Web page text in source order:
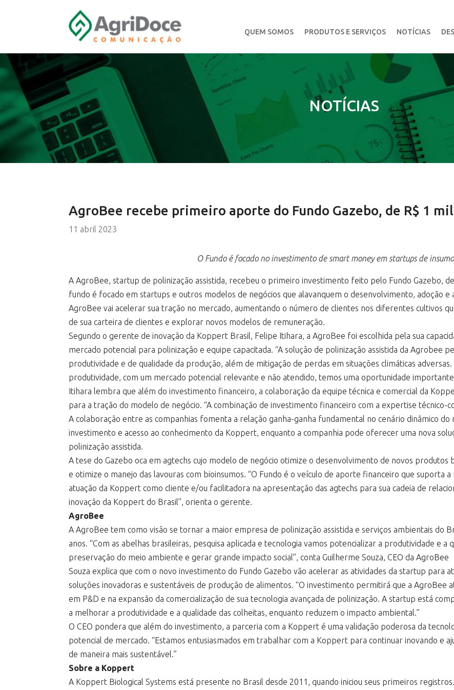
QUEM SOMOS PRODUTOS E SERVIÇOS NOTÍCIAS
NOTÍCIAS
AgroBee recebe primeiro aporte do Fundo Gazebo, de R$ 1
11 abril 2023
O Fundo é focado no investimento de smart money em startups de
A AgroBee, startup de polinização assistida, recebeu o primeiro investimento feito pelo Fundo Gazebo,
fundo é focado em startups e outros modelos de negócios que alavanquem o desenvolvimento, adoção e
AgroBee vai acelerar sua tração no mercado, aumentando o número de clientes nos diferentes cultivos
de sua carteira de clientes e explorar novos modelos de remuneração.
Segundo o gerente de inovação da Koppert Brasil, Felipe Itihara, a AgroBee foi escolhida pela sua
mercado potencial para polinização e equipe capacitada. “A solução de polinização assistida da Agrobee
produtividade e de qualidade da produção, além de mitigação de perdas em situações climáticas
produtividade, com um mercado potencial relevante e não atendido, temos uma oportunidade
Itihara lembra que além do investimento financeiro, a colaboração da equipe técnica e comercial da
para a tração do modelo de negócio. “A combinação de investimento financeiro com a expertise técnico-
A colaboração entre as companhias fomenta a relação ganha-ganha fundamental no cenário dinâmico
investimento e acesso ao conhecimento da Koppert, enquanto a companhia pode oferecer uma nova
polinização assistida.
A tese do Gazebo oca em agtechs cujo modelo de negócio otimize o desenvolvimento de novos produtos
e otimize o manejo das lavouras com bioinsumos. “O Fundo é o veículo de aporte financeiro que suporta
atuação da Koppert como cliente e/ou facilitadora na apresentação das agtechs para sua cadeia de
inovação da Koppert do Brasil”, orienta o gerente.
AgroBee
A AgroBee tem como visão se tornar a maior empresa de polinização assistida e serviços ambientais do
anos. “Com as abelhas brasileiras, pesquisa aplicada e tecnologia vamos potencializar a produtividade e a
preservação do meio ambiente e gerar grande impacto social”, conta Guilherme Souza, CEO da AgroBee
Souza explica que com o novo investimento do Fundo Gazebo vão acelerar as atividades da startup para
soluções inovadoras e sustentáveis de produção de alimentos. “O investimento permitirá que a AgroBee
em P&D e na expansão da comercialização de sua tecnologia avançada de polinização. A startup está
a melhorar a produtividade e a qualidade das colheitas, enquanto reduzem o impacto ambiental.”
O CEO pondera que além do investimento, a parceria com a Koppert é uma validação poderosa da
potencial de mercado. “Estamos entusiasmados em trabalhar com a Koppert para continuar inovando e
de maneira mais sustentável.”
Sobre a Koppert
A Koppert Biological Systems está presente no Brasil desde 2011, quando iniciou seus primeiros